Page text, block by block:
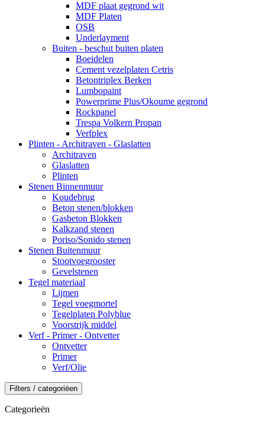
MDF plaat gegrond wit
MDF Platen
OSB
Underlayment
Buiten - beschut buiten platen
Boeidelen
Cement vezelplaten Cetris
Betontriplex Berken
Lumbopaint
Powerprime Plus/Okoume gegrond
Rockpanel
Trespa Volkern Propan
Verfplex
Plinten - Architraven - Glaslatten
Architraven
Glaslatten
Plinten
Stenen Binnenmuur
Koudebrug
Beton stenen/blokken
Gasbeton Blokken
Kalkzand stenen
Poriso/Sonido stenen
Stenen Buitenmuur
Stootvoegrooster
Gevelstenen
Tegel materiaal
Lijmen
Tegel voegmortel
Tegelplaten Polyblue
Voorstrijk middel
Verf - Primer - Ontvetter
Ontvetter
Primer
Verf/Olie
Filters / categoriëen
Categorieën